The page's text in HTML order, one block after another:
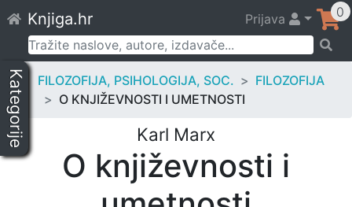
to
content
Knjiga.hr Prijava 0
Pretraži:
Kategorije FILOZOFIJA, PSIHOLOGIJA, SOC.
FILOZOFIJA
O KNJIŽEVNOSTI I UMETNOSTI
Karl Marx
O književnosti i